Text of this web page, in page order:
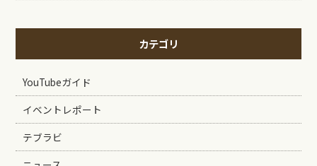
カテゴリ
YouTubeガイド
イベントレポート
テブラビ